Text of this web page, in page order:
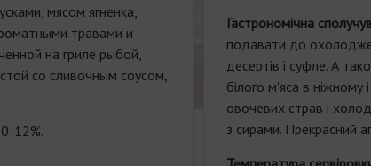
мясом ягненка,
травами и
на гриле рыбой,
со сливочным соусом,
12%.
Гастрономічна
подавати до
десертів і суфле. А
білого м'яса в ніжному
овочевих страв і
з сирами. Прекрасний